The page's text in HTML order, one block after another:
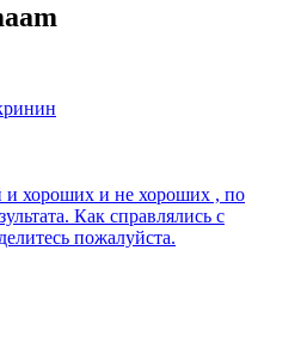
хороших и не хороших , по
Как справлялись с
пожалуйста.